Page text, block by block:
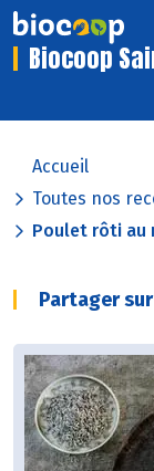
Biocoop
Accueil
Toutes nos
Poulet rôti au
Partager sur